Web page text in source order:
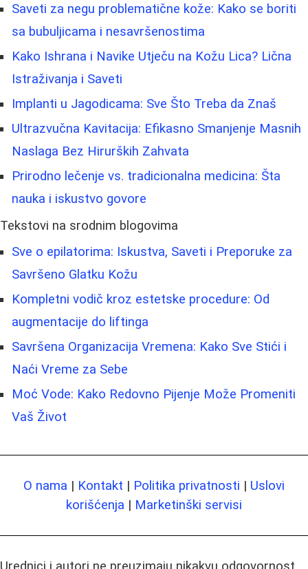
Saveti za negu problematične kože: Kako se boriti
sa bubuljicama i nesavršenostima
Kako Ishrana i Navike Utječu na Kožu Lica? Lična
Istraživanja i Saveti
Implanti u Jagodicama: Sve Što Treba da Znaš
Ultrazvučna Kavitacija: Efikasno Smanjenje Masnih
Naslaga Bez Hirurških Zahvata
Prirodno lečenje vs. tradicionalna medicina: Šta
nauka i iskustvo govore
Tekstovi na srodnim blogovima
Sve o epilatorima: Iskustva, Saveti i Preporuke za
Savršeno Glatku Kožu
Kompletni vodič kroz estetske procedure: Od
augmentacije do liftinga
Savršena Organizacija Vremena: Kako Sve Stići i
Naći Vreme za Sebe
Moć Vode: Kako Redovno Pijenje Može Promeniti
Vaš Život
O nama | Kontakt | Politika privatnosti | Uslovi
korišćenja | Marketinški servisi